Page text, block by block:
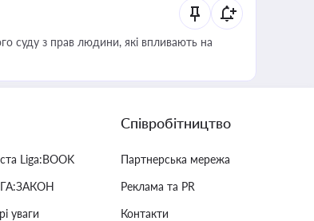
суду з прав людини, які впливають на
Liga:BOOK
уваги
Співробітництво
Партнерська мережа
Реклама та PR
Контакти